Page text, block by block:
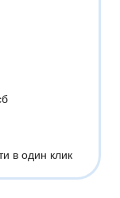
в один клик